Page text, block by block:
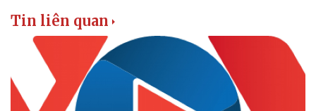
Thể thao
Ô tô - Xe máy
Tin liên quan